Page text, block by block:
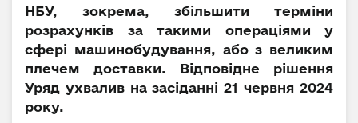
НБУ, зокрема, збільшити терміни
розрахунків за такими операціями у
сфері машинобудування, або з великим
плечем доставки. Відповідне рішення
Уряд ухвалив на засіданні 21 червня 2024
року.